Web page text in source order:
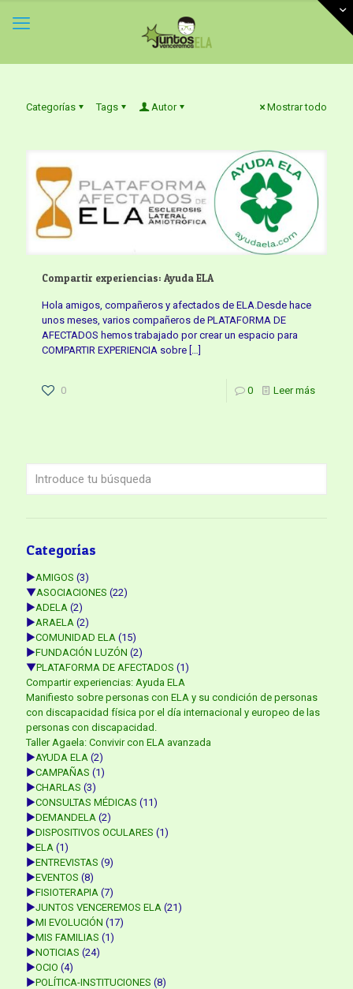
Categorías Tags Autor Mostrar todo
Compartir experiencias: Ayuda ELA
Hola amigos, compañeros y afectados de ELA.Desde hace
unos meses, varios compañeros de PLATAFORMA DE
AFECTADOS hemos trabajado por crear un espacio para
COMPARTIR EXPERIENCIA sobre
0 0 Leer más
Categorías
►AMIGOS (3)
▼ASOCIACIONES (22)
►ADELA (2)
►ARAELA (2)
►COMUNIDAD ELA (15)
►FUNDACIÓN LUZÓN (2)
▼PLATAFORMA DE AFECTADOS (1)
Compartir experiencias: Ayuda ELA
Manifiesto sobre personas con ELA y su condición de personas
con discapacidad física por el día internacional y europeo de las
personas con discapacidad.
Taller Agaela: Convivir con ELA avanzada
►AYUDA ELA (2)
►CAMPAÑAS (1)
►CHARLAS (3)
►CONSULTAS MÉDICAS (11)
►DEMANDELA (2)
►DISPOSITIVOS OCULARES (1)
►ELA (1)
►ENTREVISTAS (9)
►EVENTOS (8)
►FISIOTERAPIA (7)
►JUNTOS VENCEREMOS ELA (21)
►MI EVOLUCIÓN (17)
►MIS FAMILIAS (1)
►NOTICIAS (24)
►OCIO (4)
►POLÍTICA-INSTITUCIONES (8)